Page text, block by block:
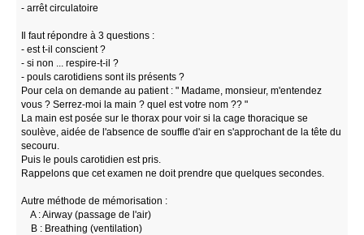
- arrêt circulatoire
Il faut répondre à 3 questions :
- est t-il conscient ?
- si non ... respire-t-il ?
- pouls carotidiens sont ils présents ?
Pour cela on demande au patient : " Madame, monsieur, m'entendez
vous ? Serrez-moi la main ? quel est votre nom ?? "
La main est posée sur le thorax pour voir si la cage thoracique se
soulève, aidée de l'absence de souffle d'air en s'approchant de la tête du
secouru.
Puis le pouls carotidien est pris.
Rappelons que cet examen ne doit prendre que quelques secondes.
Autre méthode de mémorisation :
A : Airway (passage de l'air)
B : Breathing (ventilation)